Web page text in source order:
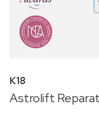
K18
Astrolift